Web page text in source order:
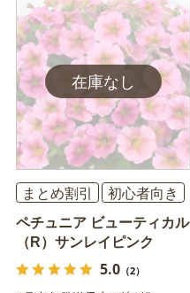
まとめ割引
初心者向き
ペチュニア ビューティカル
（R）サンレイピンク
5.0（2）